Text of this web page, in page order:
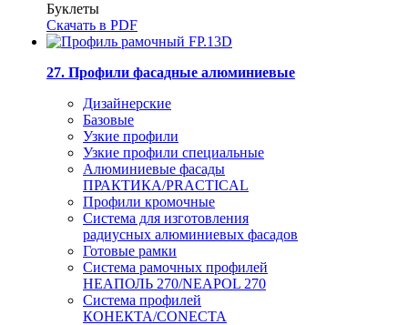
Буклеты
Скачать в PDF
27. Профили фасадные алюминиевые
Дизайнерские
Базовые
Узкие профили
Узкие профили специальные
Алюминиевые фасады
ПРАКТИКА/PRACTICAL
Профили кромочные
Система для изготовления
радиусных алюминиевых фасадов
Готовые рамки
Система рамочных профилей
НЕАПОЛЬ 270/NEAPOL 270
Система профилей
КОНЕКТА/CONECTA